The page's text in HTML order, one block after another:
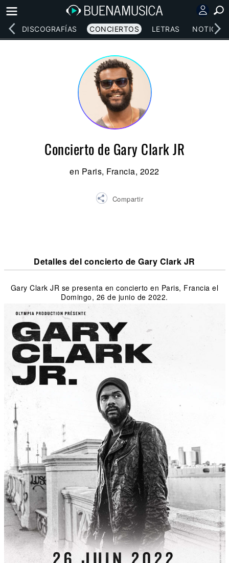
DISCOGRAFÍAS CONCIERTOS LETRAS NOTICIAS
Concierto de Gary Clark JR
en Paris, Francia, 2022
Compartir
Detalles del concierto de Gary Clark JR
Gary Clark JR se presenta en concierto en Paris, Francia el
Domingo, 26 de junio de 2022.